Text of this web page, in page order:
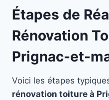
Étapes de
Rénovation
Prignac-et-
Voici les étapes
rénovation toiture à